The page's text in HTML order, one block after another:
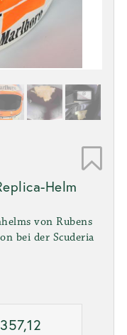
Helm
von Rubens
bei der Scuderia